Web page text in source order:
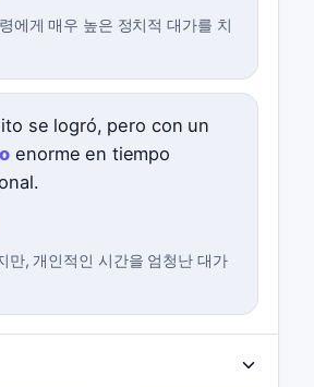
에게 매우 높은 정치적 대가를 치
se logró, pero con un
enorme en tiempo
만, 개인적인 시간을 엄청난 대가